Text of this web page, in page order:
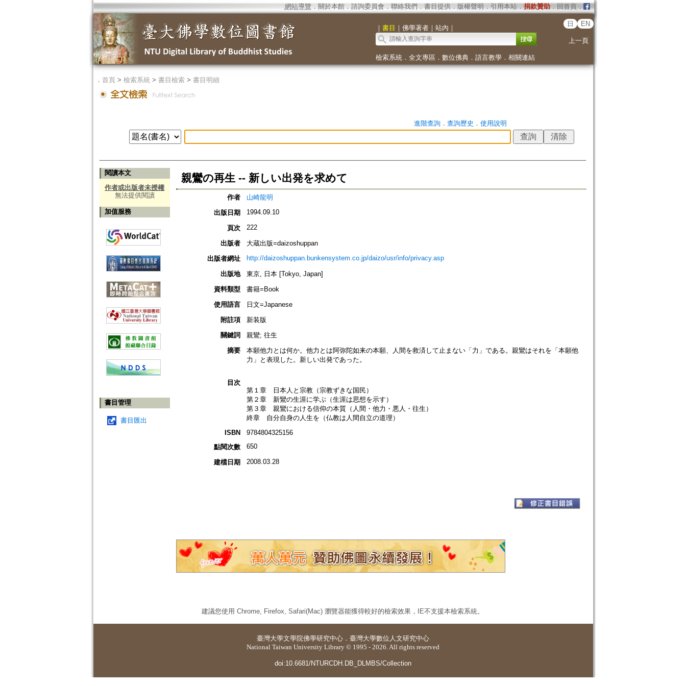
網站導覽 ． 關於本館． 諮詢委員會． 聯絡我們 ． 書目提供． 版權聲明 ． 引用本站． 捐款贊助．回首頁．
｜ 書目 ｜ 佛學著者｜ 站內 ｜
日 EN
上一頁
檢索系統． 全文專區 ． 數位佛典． 語言教學． 相關連結
． 首頁> 檢索系統> 書目檢索> 書目明細
進階查詢． 查詢歷史 ． 使用說明
閱讀本文
作者或出版者未授權
無法提供閱讀
加值服務
書目管理
書目匯出
親鸞の再生 -- 新しい出発を求めて
作者
山崎龍明
出版日期
1994.09.10
頁次 222
出版者
大蔵出版=daizoshuppan
出版者網址
http://daizoshuppan.bunkensystem.co.jp/daizo/usr/info/privacy.asp
出版地
東京, 日本 [Tokyo, Japan]
資料類型
書籍=Book
使用語言
日文=Japanese
附註項
新装版
關鍵詞
親鸞; 往生
摘要
本願他力とは何か。他力とは阿弥陀如来の本願、人間を救済して止まない「力」である。親鸞はそれを「本願他
力」と表現した。新しい出発であった。
目次
第１章 日本人と宗教（宗教ずきな国民）
第２章 新鸞の生涯に学ぶ（生涯は思想を示す）
第３章 親鸞における信仰の本質（人間・他力・悪人・往生）
終章 自分自身の人生を（仏教は人間自立の道理）
ISBN
9784804325156
點閱次數
650
建檔日期 2008.03.28
建議您使用 Chrome, Firefox, Safari(Mac) 瀏覽器能獲得較好的檢索效果，IE不支援本檢索系統。
臺灣大學文學院佛學研究中心 ． 臺灣大學數位人文研究中心
National Taiwan University Library © 1995 - 2026. All rights reserved
doi:10.6681/NTURCDH.DB_DLMBS/Collection